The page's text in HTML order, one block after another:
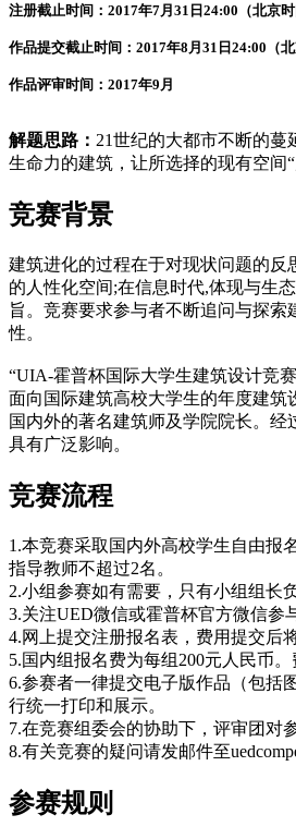
注册截止时间：2017年7月31日24:00（北京时
作品提交截止时间：2017年8月31日24:00（北
作品评审时间：2017年9月
解题思路： 21世纪的大都市不断的
生命力的建筑，让所选择的现有空间“
竞赛背景
建筑进化的过程在于对现状问题的
的人性化空间;在信息时代,体现与生
旨。竞赛要求参与者不断追问与探
性。
“UIA-霍普杯国际大学生建筑设计竞
面向国际建筑高校大学生的年度建筑
国内外的著名建筑师及学院院长。
具有广泛影响。
竞赛流程
1.本竞赛采取国内外高校学生自由报
指导教师不超过2名。
2.小组参赛如有需要，只有小组组长
3.关注UED微信或霍普杯官方微信参
4.网上提交注册报名表，费用提交后
5.国内组报名费为每组200元人民币
6.参赛者一律提交电子版作品（包括
行统一打印和展示。
7.在竞赛组委会的协助下，评审团对
8.有关竞赛的疑问请发邮件至
参赛规则